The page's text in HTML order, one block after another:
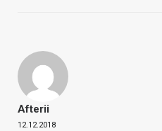
Afterii
12.12.2018